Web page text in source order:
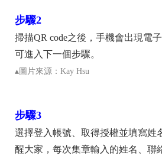
步驟2
掃描QR code之後，手機會出現電
可進入下一個步驟。
▴圖片來源：Kay Hsu
步驟3
選擇登入帳號、取得授權並填寫姓
醒大家，每次集章輸入的姓名、聯